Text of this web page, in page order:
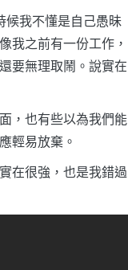
候我不懂是自己愚昧
我之前有一份工作，
要無理取鬧。說實在
，也有些以為我們能
輕易放棄。
在很強，也是我錯過